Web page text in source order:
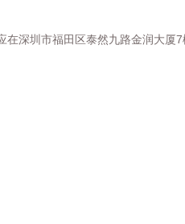
在深圳市福田区泰然九路金润大厦7